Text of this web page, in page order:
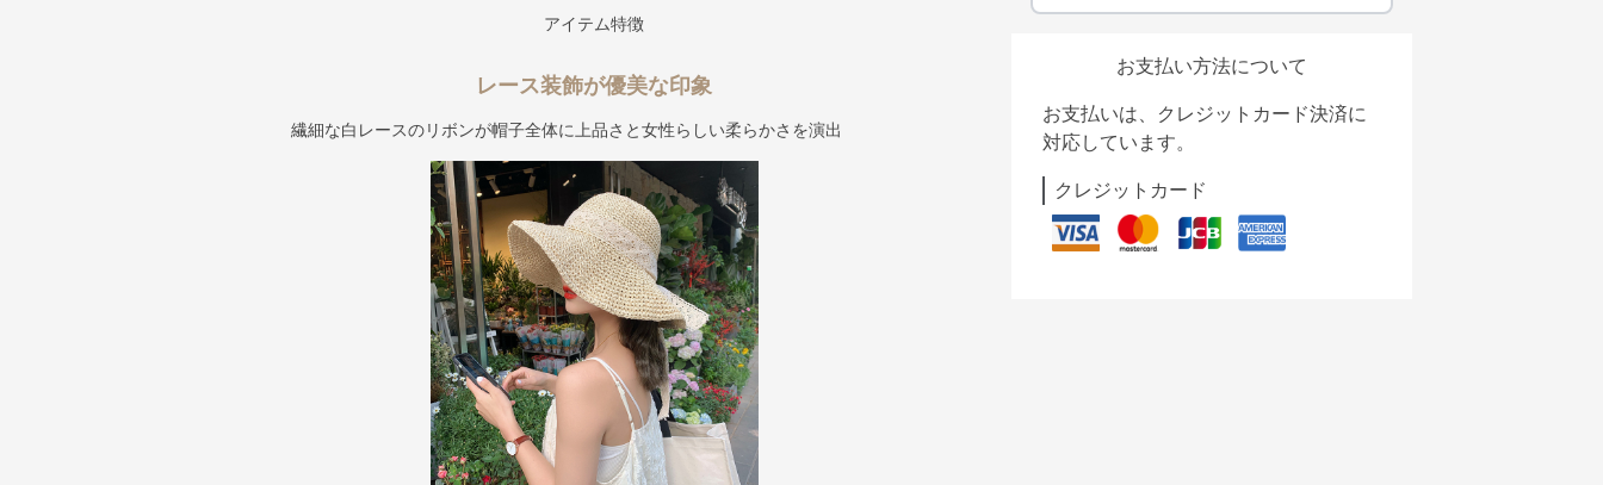
アイテム特徴
レース装飾が優美な印象
繊細な白レースのリボンが帽子全体に上品さと女性らしい柔らかさを演出
お支払い方法について
お支払いは、クレジットカード決済に
対応しています。
クレジットカード